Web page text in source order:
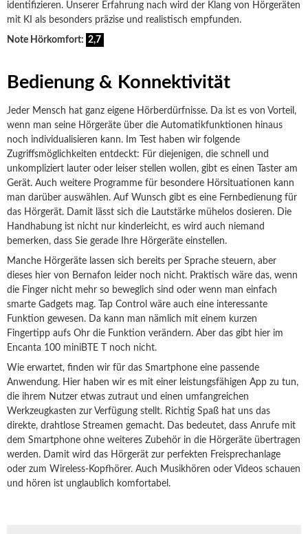
identifizieren. Unserer Erfahrung nach wird der Klang von Hörgeräten
mit KI als besonders präzise und realistisch empfunden.
Note Hörkomfort: 2,7
Bedienung & Konnektivität
Jeder Mensch hat ganz eigene Hörberdürfnisse. Da ist es von Vorteil,
wenn man seine Hörgeräte über die Automatikfunktionen hinaus
noch individualisieren kann. Im Test haben wir folgende
Zugriffsmöglichkeiten entdeckt: Für diejenigen, die schnell und
unkompliziert lauter oder leiser stellen wollen, gibt es einen Taster am
Gerät. Auch weitere Programme für besondere Hörsituationen kann
man darüber auswählen. Auf Wunsch gibt es eine Fernbedienung für
das Hörgerät. Damit lässt sich die Lautstärke mühelos dosieren. Die
Handhabung ist nicht nur kinderleicht, es wird auch niemand
bemerken, dass Sie gerade Ihre Hörgeräte einstellen.
Manche Hörgeräte lassen sich bereits per Sprache steuern, aber
dieses hier von Bernafon leider noch nicht. Praktisch wäre das, wenn
die Finger nicht mehr so beweglich sind oder wenn man einfach
smarte Gadgets mag. Tap Control wäre auch eine interessante
Funktion gewesen. Da kann man nämlich mit einem kurzen
Fingertipp aufs Ohr die Funktion verändern. Aber das gibt hier im
Encanta 100 miniBTE T noch nicht.
Wie erwartet, finden wir für das Smartphone eine passende
Anwendung. Hier haben wir es mit einer leistungsfähigen App zu tun,
die ihrem Nutzer etwas zutraut und einen umfangreichen
Werkzeugkasten zur Verfügung stellt. Richtig Spaß hat uns das
direkte, drahtlose Streamen gemacht. Das bedeutet, dass Anrufe mit
dem Smartphone ohne weiteres Zubehör in die Hörgeräte übertragen
werden. Damit wird das Hörgerät zur perfekten Freisprechanlage
oder zum Wireless-Kopfhörer. Auch Musikhören oder Videos schauen
und hören ist unglaublich komfortabel.